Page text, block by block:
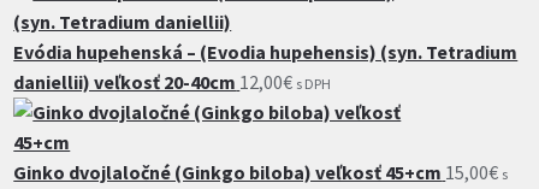
Evódia hupehenská – (Evodia hupehensis) (syn. Tetradium
daniellii) veľkosť 20-40cm 12,00€ s DPH
Ginko dvojlaločné (Ginkgo biloba) veľkosť 45+cm 15,00€ s